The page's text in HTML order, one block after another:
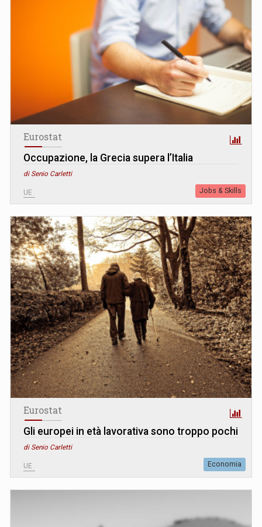
Eurostat
Occupazione, la Grecia supera l’Italia
di Senio Carletti
UE Jobs & Skills
Eurostat
Gli europei in età lavorativa sono troppo pochi
di Senio Carletti
UE Economia